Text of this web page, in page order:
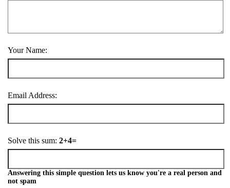
Your Name:
Email Address:
Solve this sum: 2+4=
Answering this simple question lets us know you're a real person and
not spam